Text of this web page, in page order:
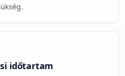
időtartam